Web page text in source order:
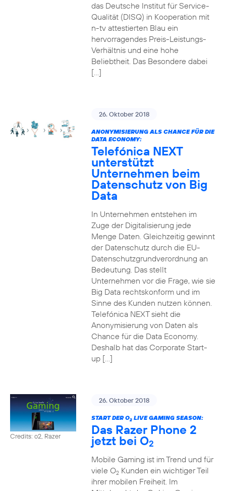
das Deutsche Institut für Service-
Qualität (DISQ) in Kooperation mit
n-tv attestierten Blau ein
hervorragendes Preis-Leistungs-
Verhältnis und eine hohe
Beliebtheit. Das Besondere dabei
[…]
26. Oktober 2018
ANONYMISIERUNG ALS CHANCE FÜR DIE
DATA ECONOMY:
Telefónica NEXT
unterstützt
Unternehmen beim
Datenschutz von Big
Data
In Unternehmen entstehen im
Zuge der Digitalisierung jede
Menge Daten. Gleichzeitig gewinnt
der Datenschutz durch die EU-
Datenschutzgrundverordnung an
Bedeutung. Das stellt
Unternehmen vor die Frage, wie sie
Big Data rechtskonform und im
Sinne des Kunden nutzen können.
Telefónica NEXT sieht die
Anonymisierung von Daten als
Chance für die Data Economy.
Deshalb hat das Corporate Start-
up […]
Credits: o2, Razer
26. Oktober 2018
START DER O2LIVE GAMING SEASON:
Das Razer Phone 2
jetzt bei O2
Mobile Gaming ist im Trend und für
viele O2Kunden ein wichtiger Teil
ihrer mobilen Freiheit. Im